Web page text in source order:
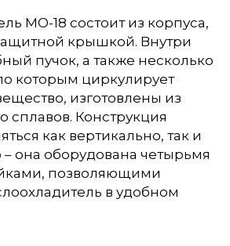
МО-18 состоит из корпуса,
крышкой. Внутри
пучок, а также несколько
которым циркулирует
изготовлены из
сплавов. Конструкция
как вертикально, так и
– она оборудована четырьмя
позволяющими
в удобном